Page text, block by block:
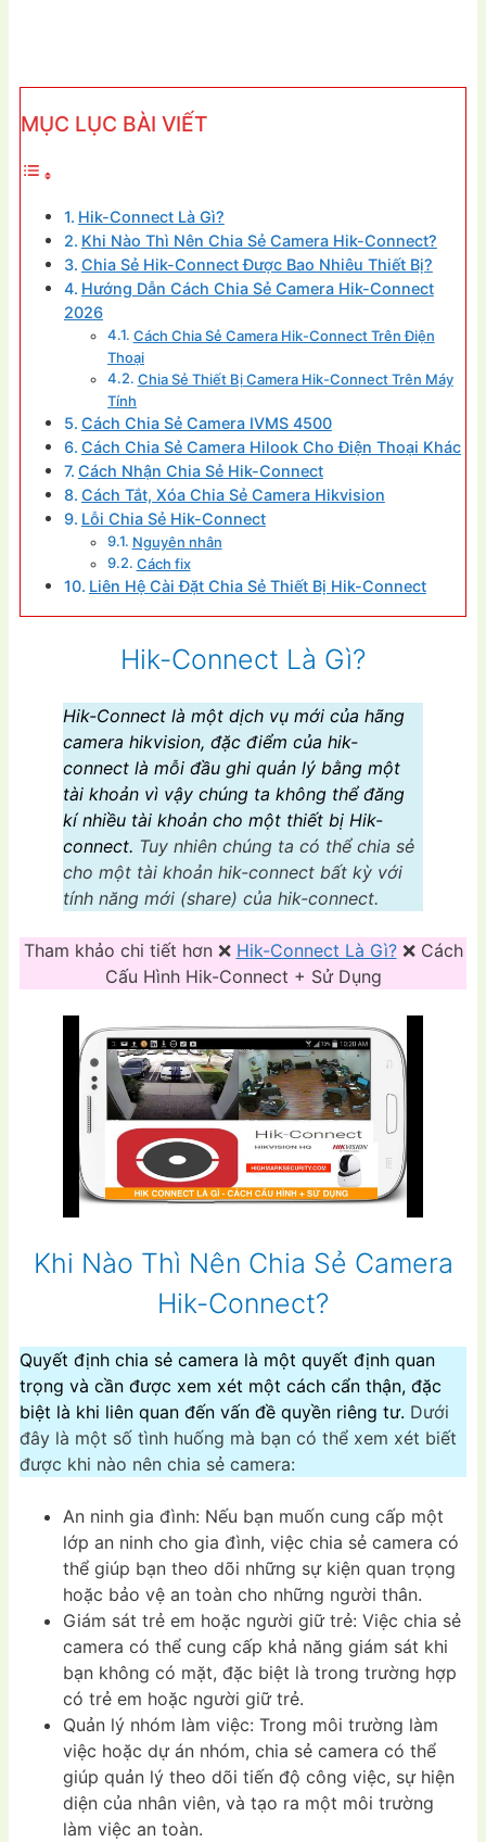
MỤC LỤC BÀI VIẾT
Hik-Connect Là Gì?
Khi Nào Thì Nên Chia Sẻ Camera Hik-Connect?
Chia Sẻ Hik-Connect Được Bao Nhiêu Thiết Bị?
Hướng Dẫn Cách Chia Sẻ Camera Hik-Connect
2026
Cách Chia Sẻ Camera Hik-Connect Trên Điện
Thoại
Chia Sẻ Thiết Bị Camera Hik-Connect Trên Máy
Tính
Cách Chia Sẻ Camera IVMS 4500
Cách Chia Sẻ Camera Hilook Cho Điện Thoại Khác
Cách Nhận Chia Sẻ Hik-Connect
Cách Tắt, Xóa Chia Sẻ Camera Hikvision
Lỗi Chia Sẻ Hik-Connect
Nguyên nhân
Cách fix
Liên Hệ Cài Đặt Chia Sẻ Thiết Bị Hik-Connect
Hik-Connect Là Gì?
Hik-Connect là một dịch vụ mới của hãng
camera hikvision, đặc điểm của hik-
connect là mỗi đầu ghi quản lý bằng một
tài khoản vì vậy chúng ta không thể đăng
kí nhiều tài khoản cho một thiết bị Hik-
connect. Tuy nhiên chúng ta có thể chia sẻ
cho một tài khoản hik-connect bất kỳ với
tính năng mới (share) của hik-connect.
Tham khảo chi tiết hơn ❌ Hik-Connect Là Gì?❌ Cách
Cấu Hình Hik-Connect + Sử Dụng
Khi Nào Thì Nên Chia Sẻ Camera
Hik-Connect?
Quyết định chia sẻ camera là một quyết định quan
trọng và cần được xem xét một cách cẩn thận, đặc
biệt là khi liên quan đến vấn đề quyền riêng tư. Dưới
đây là một số tình huống mà bạn có thể xem xét biết
được khi nào nên chia sẻ camera:
An ninh gia đình: Nếu bạn muốn cung cấp một
lớp an ninh cho gia đình, việc chia sẻ camera có
thể giúp bạn theo dõi những sự kiện quan trọng
hoặc bảo vệ an toàn cho những người thân.
Giám sát trẻ em hoặc người giữ trẻ: Việc chia sẻ
camera có thể cung cấp khả năng giám sát khi
bạn không có mặt, đặc biệt là trong trường hợp
có trẻ em hoặc người giữ trẻ.
Quản lý nhóm làm việc: Trong môi trường làm
việc hoặc dự án nhóm, chia sẻ camera có thể
giúp quản lý theo dõi tiến độ công việc, sự hiện
diện của nhân viên, và tạo ra một môi trường
làm việc an toàn.